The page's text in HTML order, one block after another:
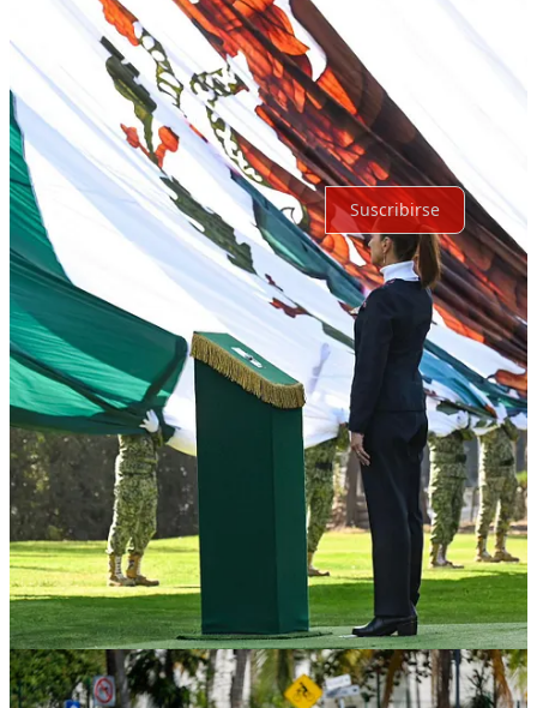
Último Debates
Sin posts
Por supuesto, sigue adelante.
Suscribirse
© 2026 Expediente Quintana Roo·Privacidad∙Términos∙Aviso
de recolección
Crea tu Substack
Descargar la app
Substackes el hogar de la gran cultura